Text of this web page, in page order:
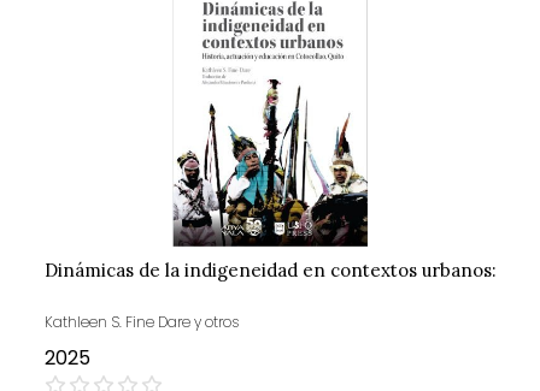
Dinámicas de la indigeneidad en contextos urbanos:
Kathleen S. Fine Dare y otros
2025